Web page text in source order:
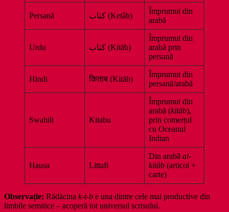
Persană کتاب (Ketâb)
Împrumut din
arabă
Urdu کتاب (Kitāb)
Împrumut din
arabă prin
persană
Hindi किताब (Kitāb)
Împrumut din
persană/arabă
Swahili Kitabu
Împrumut din
arabă (kitāb),
prin comerțul
cu Oceanul
Indian
Hausa Littafi
Din arabă al-
kitāb (articol +
carte)
Observație: Rădăcina k-t-b e una dintre cele mai productive din
limbile semitice – acoperă tot universul scrisului.